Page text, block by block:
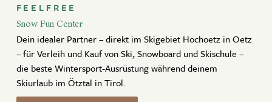
FEELFREE
Snow Fun Center
Dein idealer Partner – direkt im Skigebiet Hochoetz in Oetz
– für Verleih und Kauf von Ski, Snowboard und Skischule –
die beste Wintersport-Ausrüstung während deinem
Skiurlaub im Ötztal in Tirol.